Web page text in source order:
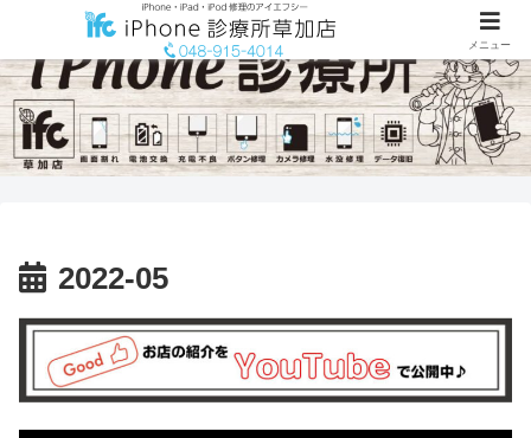
2022-05
メニュー